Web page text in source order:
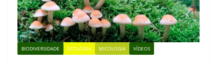
BIODIVERSIDADE ECOLOGIA MICOLOGIA VÍDEOS